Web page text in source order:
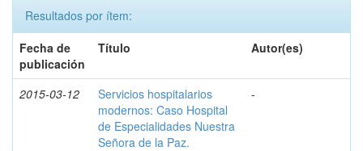
Resultados por ítem:
Fecha de
publicación
Título Autor(es)
2015-03-12
Servicios hospitalarios
modernos: Caso Hospital
de Especialidades Nuestra
Señora de la Paz.
-